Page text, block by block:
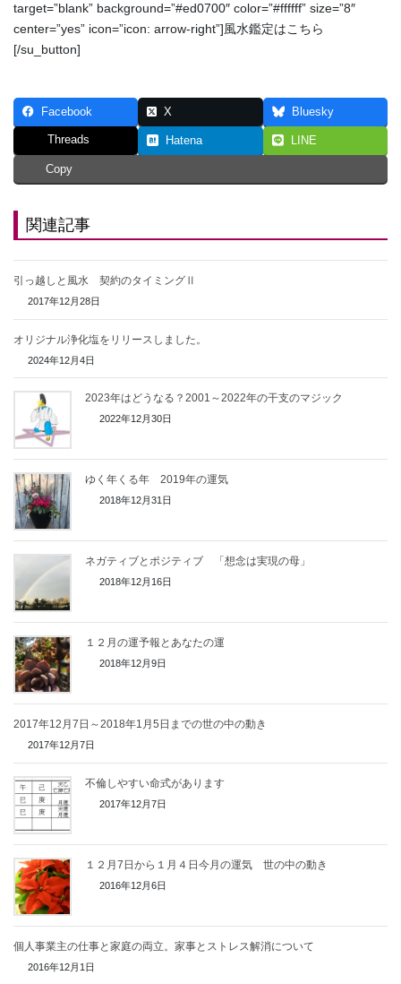
target=”blank” background=”#ed0700″ color=”#ffffff” size=”8″
center=”yes” icon=”icon: arrow-right”]風水鑑定はこちら
[/su_button]
Facebook X Bluesky
Threads Hatena LINE
Copy
関連記事
引っ越しと風水 契約のタイミングⅡ
2017年12月28日
オリジナル浄化塩をリリースしました。
2024年12月4日
2023年はどうなる？2001～2022年の干支のマジック
2022年12月30日
ゆく年くる年 2019年の運気
2018年12月31日
ネガティブとポジティブ 「想念は実現の母」
2018年12月16日
１２月の運予報とあなたの運
2018年12月9日
2017年12月7日～2018年1月5日までの世の中の動き
2017年12月7日
不倫しやすい命式があります
2017年12月7日
１２月7日から１月４日今月の運気 世の中の動き
2016年12月6日
個人事業主の仕事と家庭の両立。家事とストレス解消について
2016年12月1日